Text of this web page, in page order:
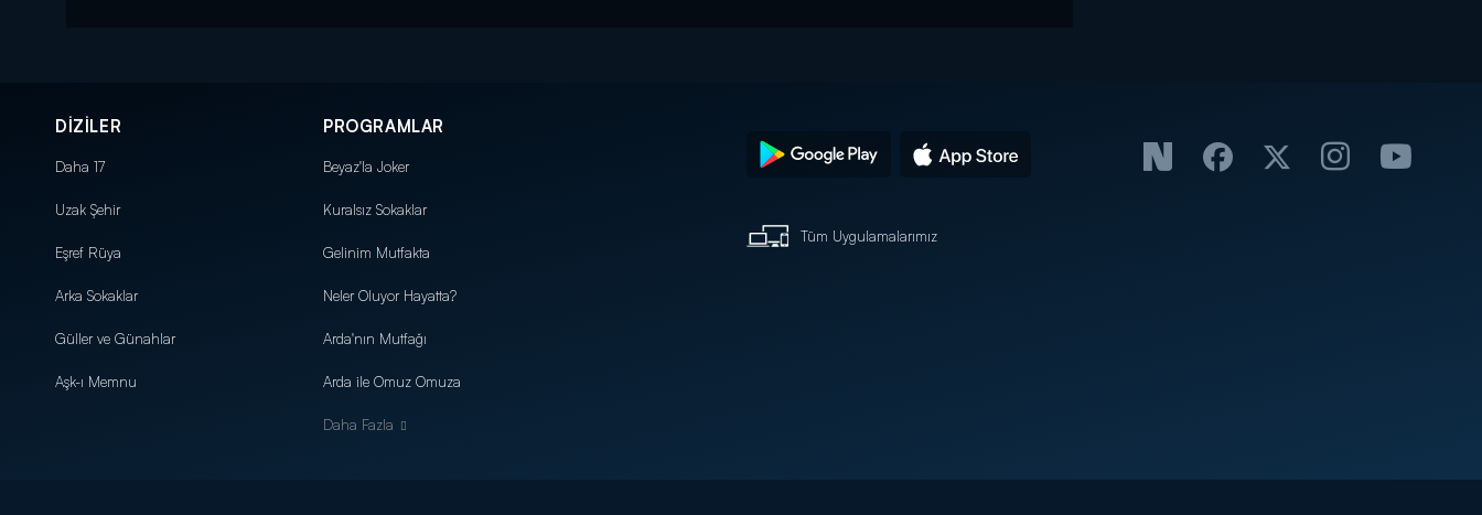
DİZİLER
Daha 17
Uzak Şehir
Eşref Rüya
Arka Sokaklar
Güller ve Günahlar
Aşk-ı Memnu
PROGRAMLAR
Beyaz'la Joker
Kuralsız Sokaklar
Gelinim Mutfakta
Neler Oluyor Hayatta?
Arda'nın Mutfağı
Arda ile Omuz Omuza
Daha Fazla
Tüm Uygulamalarımız